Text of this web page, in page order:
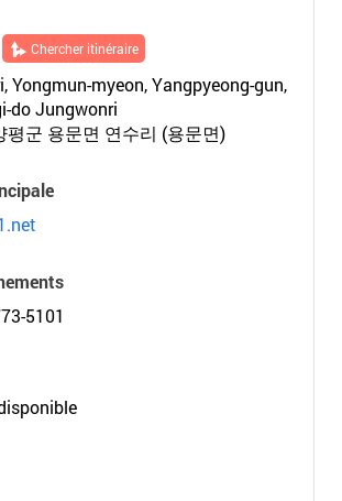
Chercher itinéraire
Yongmun-myeon, Yangpyeong-gun,
do Jungwonri
평군 용문면 연수리 (용문면)
5101